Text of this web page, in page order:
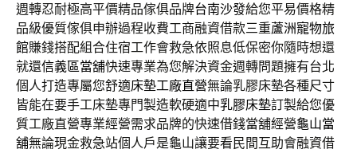
週轉忍耐極高平價精品傢俱品牌台南沙發給您平易價格精
品級優質傢俱申辦過程收費工商融資借款三重蘆洲寵物旅
館賺錢搭配組合住宿工作會救急依照息低保密你隨時想還
就還信義區當舖快速專業為您解決資金週轉問題擁有台北
個人打造專屬您舒適床墊工廠直營無論乳膠床墊各種尺寸
皆能在要手工床墊專門製造軟硬適中乳膠床墊訂製給您優
質工廠直營專業經營需求品牌的快速借錢當舖經營龜山當
舖無論現金救急站個人戶是龜山讓要看民間互助會融資借